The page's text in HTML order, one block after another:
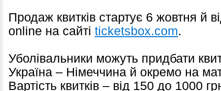
Продаж квитків стартує 6 жовтня й
online на сайті ticketsbox.com.
Уболівальники можуть придбати
Україна – Німеччина й окремо на
Вартість квитків – від 150 до 1000